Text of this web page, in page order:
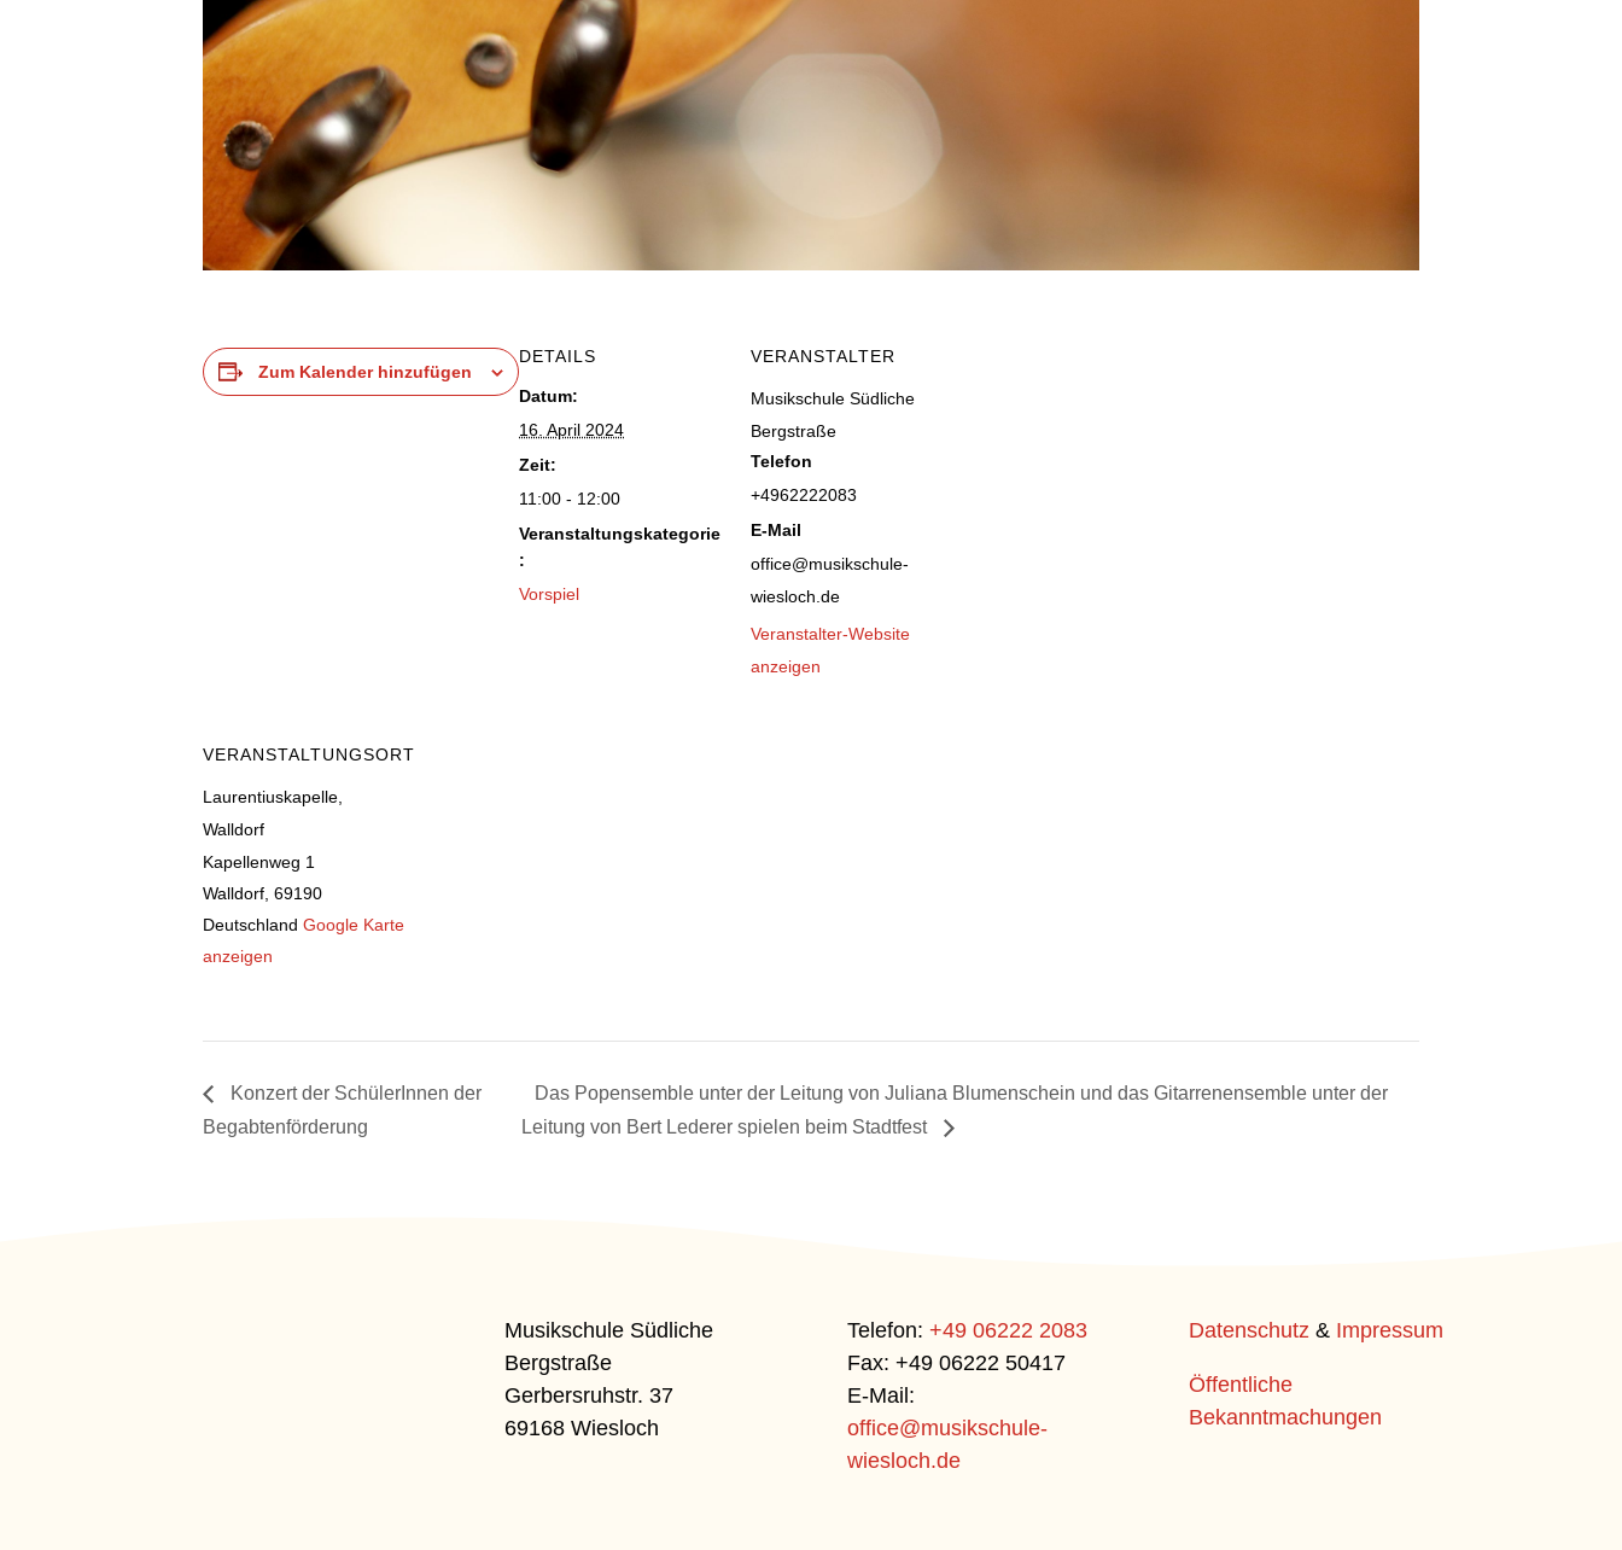
Zum Kalender hinzufügen
DETAILS
Datum:
16. April 2024
Zeit:
11:00 - 12:00
Veranstaltungskategorie
:
Vorspiel
VERANSTALTER
Musikschule Südliche
Bergstraße
Telefon
+4962222083
E-Mail
office@musikschule-
wiesloch.de
Veranstalter-Website
anzeigen
VERANSTALTUNGSORT
Laurentiuskapelle,
Walldorf
Kapellenweg 1
Walldorf 69190
Deutschland Google Karte
anzeigen
Konzert der SchülerInnen der
Begabtenförderung
Das Popensemble unter der Leitung von Juliana Blumenschein und das Gitarrenensemble unter der
Leitung von Bert Lederer spielen beim Stadtfest
Musikschule Südliche
Bergstraße
Gerbersruhstr. 37
69168 Wiesloch
Telefon: +49 06222 2083
Fax: +49 06222 50417
E-Mail:
office@musikschule-
wiesloch.de
Datenschutz & Impressum
Öffentliche
Bekanntmachungen